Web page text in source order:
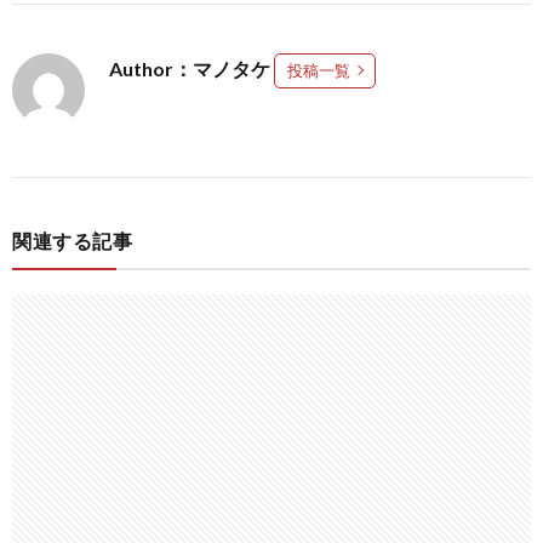
Author：マノタケ 投稿一覧
関連する記事